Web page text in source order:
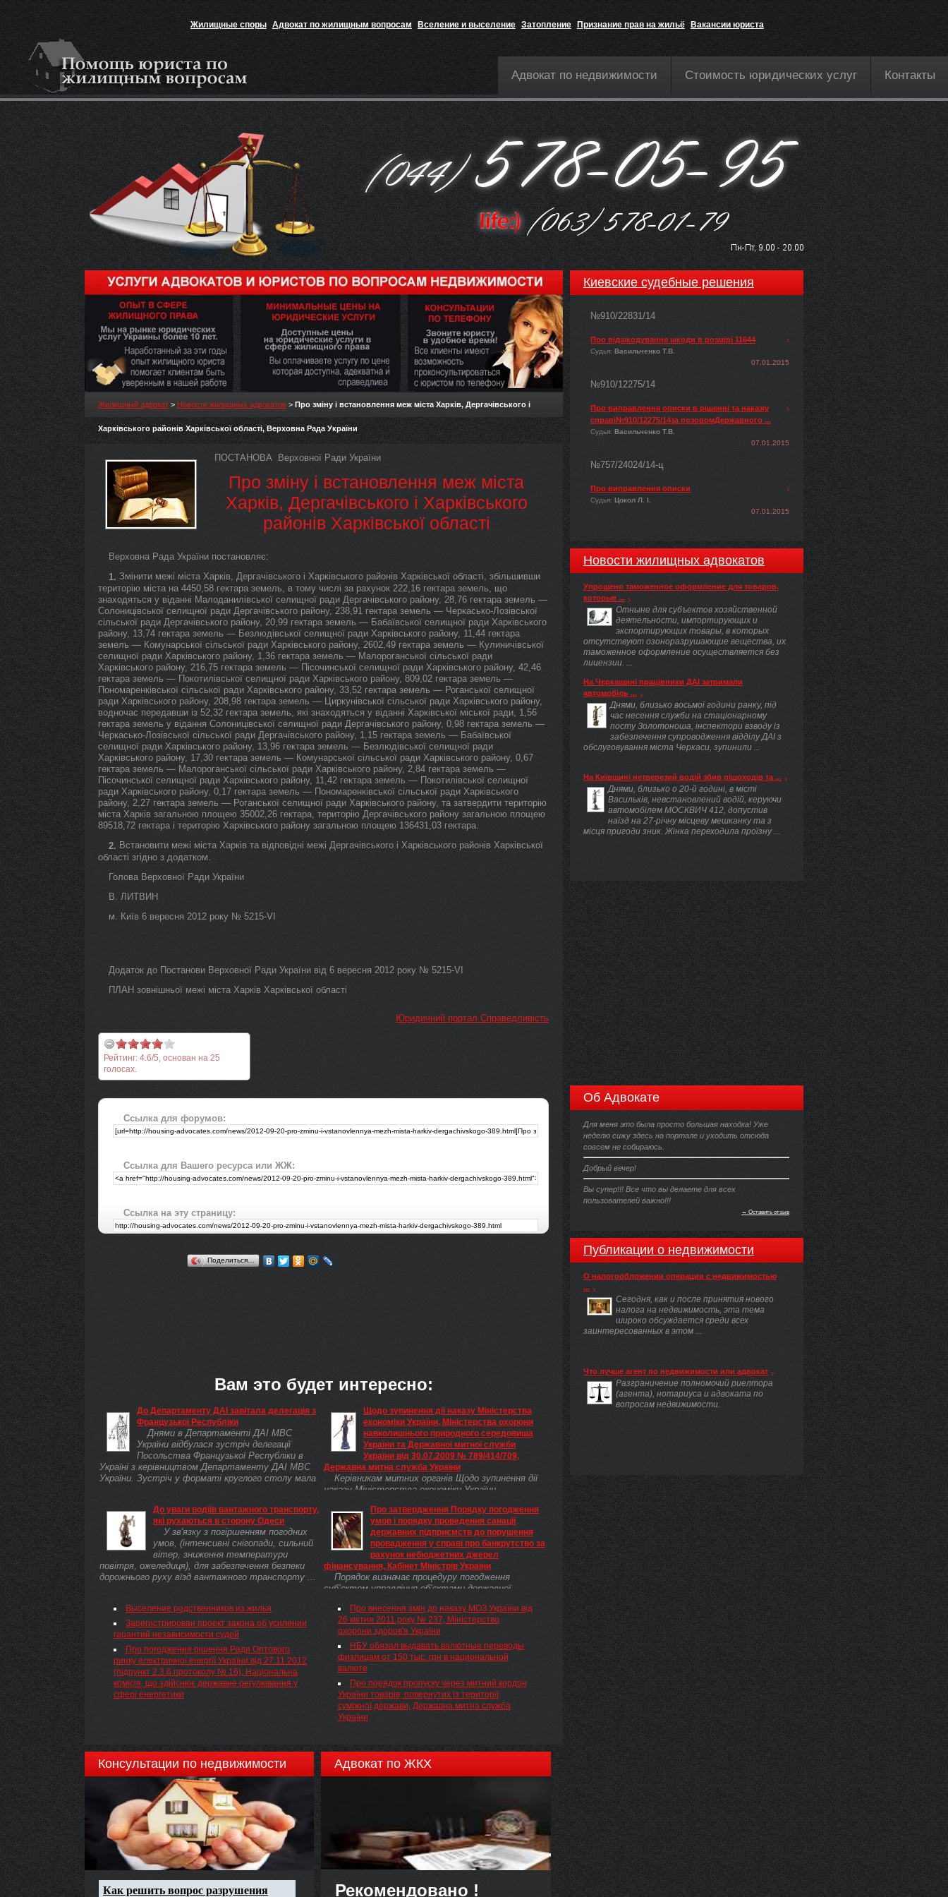
Жилищные споры Адвокат по жилищным вопросам Вселение и выселение Затопление Признание прав на жильё Вакансии юриста
Адвокат по недвижимости Стоимость юридических услуг Контакты
Жилищный адвокат > Новости жилищных адвокатов > Про зміну і встановлення меж міста Харків, Дергачівського і
Харківського районів Харківської області, Верховна Рада України
ПОСТАНОВА Верховної Ради України
Про зміну і встановлення меж міста
Харків, Дергачівського і Харківського
районів Харківської області
Верховна Рада України постановляє:
1. Змінити межі міста Харків, Дергачівського і Харківського районів Харківської області, збільшивши
територію міста на 4450,58 гектара земель, в тому числі за рахунок 222,16 гектара земель, що
знаходяться у віданні Малоданилівської селищної ради Дергачівського району, 28,76 гектара земель —
Солоницівської селищної ради Дергачівського району, 238,91 гектара земель — Черкасько-Лозівської
сільської ради Дергачівського району, 20,99 гектара земель — Бабаївської селищної ради Харківського
району, 13,74 гектара земель — Безлюдівської селищної ради Харківського району, 11,44 гектара
земель — Комунарської сільської ради Харківського району, 2602,49 гектара земель — Кулиничівської
селищної ради Харківського району, 1,36 гектара земель — Малороганської сільської ради
Харківського району, 216,75 гектара земель — Пісочинської селищної ради Харківського району, 42,46
гектара земель — Покотилівської селищної ради Харківського району, 809,02 гектара земель —
Пономаренківської сільської ради Харківського району, 33,52 гектара земель — Роганської селищної
ради Харківського району, 208,98 гектара земель — Циркунівської сільської ради Харківського району,
водночас передавши із 52,32 гектара земель, які знаходяться у віданні Харківської міської ради, 1,56
гектара земель у відання Солоницівської селищної ради Дергачівського району, 0,98 гектара земель —
Черкасько-Лозівської сільської ради Дергачівського району, 1,15 гектара земель — Бабаївської
селищної ради Харківського району, 13,96 гектара земель — Безлюдівської селищної ради
Харківського району, 17,30 гектара земель — Комунарської сільської ради Харківського району, 0,67
гектара земель — Малороганської сільської ради Харківського району, 2,84 гектара земель —
Пісочинської селищної ради Харківського району, 11,42 гектара земель — Покотилівської селищної
ради Харківського району, 0,17 гектара земель — Пономаренківської сільської ради Харківського
району, 2,27 гектара земель — Роганської селищної ради Харківського району, та затвердити територію
міста Харків загальною площею 35002,26 гектара, територію Дергачівського району загальною площею
89518,72 гектара і територію Харківського району загальною площею 136431,03 гектара.
2. Встановити межі міста Харків та відповідні межі Дергачівського і Харківського районів Харківської
області згідно з додатком.
Голова Верховної Ради України
В. ЛИТВИН
м. Київ 6 вересня 2012 року № 5215-VI
Додаток до Постанови Верховної Ради України від 6 вересня 2012 року № 5215-VI
ПЛАН зовнішньої межі міста Харків Харківської області
Юридичний портал Справедливість
Рейтинг: 4.6/5, основан на 25
голосах.
Ссылка для форумов:
Ссылка для Вашего ресурса или ЖЖ:
Ссылка на эту страницу:
Поделиться…
Вам это будет интересно:
До Департаменту ДАІ завітала делегація з
Французької Республіки
Днями в Департаменті ДАІ МВС
України відбулася зустріч делегації
Посольства Французької Республіки в
Україні з керівництвом Департаменту ДАІ МВС
України. Зустріч у форматі круглого столу мала
До уваги водіїв вантажного транспорту,
які рухаються в сторону Одеси
У зв'язку з погіршенням погодних
умов, (інтенсивні снігопади, сильний
вітер, зниження температури
повітря, ожеледиця), для забезпечення безпеки
дорожнього руху вїзд вантажного транспорту ...
Выселение родственников из жилья
Зарегистрирован проект закона об усилении
гарантий независимости судей
Про погодження рішення Ради Оптового
ринку електричної енергії України від 27.11.2012
(підпункт 2.3.6 протоколу № 16), Національна
комісія, що здійснює державне регулювання у
сфері енергетики
Щодо зупинення дії наказу Міністерства
економіки України, Міністерства охорони
навколишнього природного середовища
України та Державної митної служби
України від 30.07.2009 № 789/414/709,
Державна митна служба України
Керівникам митних органів Щодо зупинення дії
наказу Міністерства економіки України,
середовища України та Державної митної служби
України від 30.07.2009 № 789/414/709
Про затвердження Порядку погодження
умов і порядку проведення санації
державних підприємств до порушення
провадження у справі про банкрутство за
рахунок небюджетних джерел
фінансування, Кабінет Міністрів України
Порядок визначає процедуру погодження
суб’єктом управління об’єктами державної
управління майном державного підприємства -
боржника, умов і порядку проведення ...
Про внесення змін до наказу МОЗ України від
26 квітня 2011 року № 237, Міністерство
охорони здоров'я України
НБУ обязал выдавать валютные переводы
физлицам от 150 тыс. грн в национальной
валюте
Про порядок пропуску через митний кордон
України товарів, повернутих із території
суміжної держави, Державна митна служба
України
Консультации по недвижимости Адвокат по ЖКХ
Рекомендовано !
Киевские судебные решения
№910/22831/14
Про відшкодування шкоди в розмірі 11644
Судья: Васильченко Т.В.
07.01.2015
№910/12275/14
Про виправлення описки в рішенні та наказіу
справі№910/12275/14за позовомДержавного ...
Судья: Васильченко Т.В.
07.01.2015
№757/24024/14-ц
Про виправлення описки
Судья: Цокол Л. І.
07.01.2015
Новости жилищных адвокатов
Упрощено таможенное оформление для товаров,
которые ...
Отныне для субъектов хозяйственной
деятельности, импортирующих и
экспортирующих товары, в которых
отсутствуют озоноразрушающие вещества, их
таможенное оформление осуществляется без
лицензии. ...
На Черкащині працівники ДАІ затримали
автомобіль ...
Днями, близько восьмої години ранку, під
час несення служби на стаціонарному
посту Золотоноша, інспектори взводу із
забезпечення супроводження відділу ДАІ з
обслуговування міста Черкаси, зупинили ...
На Київщині нетверезий водій збив пішоходів та ...
Днями, близько о 20-й годині, в місті
Васильків, невстановлений водій, керуючи
автомобілем МОСКВИЧ 412, допустив
наїзд на 27-річну місцеву мешканку та з
місця пригоди зник. Жінка переходила проїзну ...
Об Адвокате
Для меня это была просто большая находка! Уже
неделю сижу здесь на портале и уходить отсюда
совсем не собираюсь.
Добрый вечер!
Вы супер!!! Все что вы делаете для всех
пользователей важно!!!
→ Оставить отзыв
Публикации о недвижимости
О налогообложении операции с недвижимостью
...
Сегодня, как и после принятия нового
налога на недвижимость, эта тема
широко обсуждается среди всех
заинтересованных в этом ...
Что лучше агент по недвижимости или адвокат
Разграничение полномочий риелтора
(агента), нотариуса и адвоката по
вопросам недвижимости.